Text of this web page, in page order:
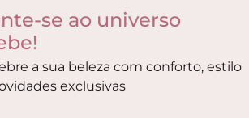
se ao universo
a sua beleza com conforto, estilo
exclusivas